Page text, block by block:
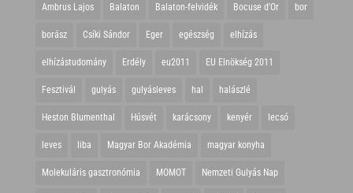
Ambrus Lajos Balaton Balaton-felvidék Bocuse d'Or bor
borász Csíki Sándor Eger egészség elhízás
elhízástudomány Erdély eu2011 EU Elnökség 2011
Fesztivál gulyás gulyásleves hal halászlé
Heston Blumenthal Húsvét karácsony kenyér lecsó
leves liba Magyar Bor Akadémia magyar konyha
Molekuláris gasztronómia MOMOT Nemzeti Gulyás Nap